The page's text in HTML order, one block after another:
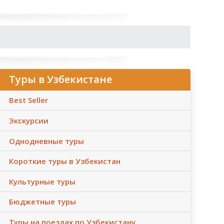
Туры в Узбекистане
Best Seller
Экскурсии
Однодневные туры
Короткие туры в Узбекистан
Культурные туры
Бюджетные туры
Туры на поездах по Узбекистану